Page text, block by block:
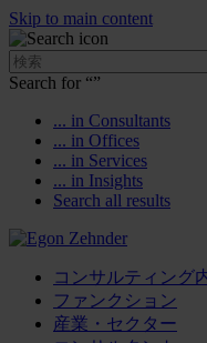
Skip to main content
Search for “”
... in Consultants
... in Offices
... in Services
... in Insights
Search all results
コンサルティング
ファンクション
産業・セクター